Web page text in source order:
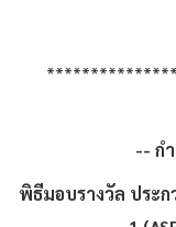
-- ก
พิธีมอบรางวัล ประ